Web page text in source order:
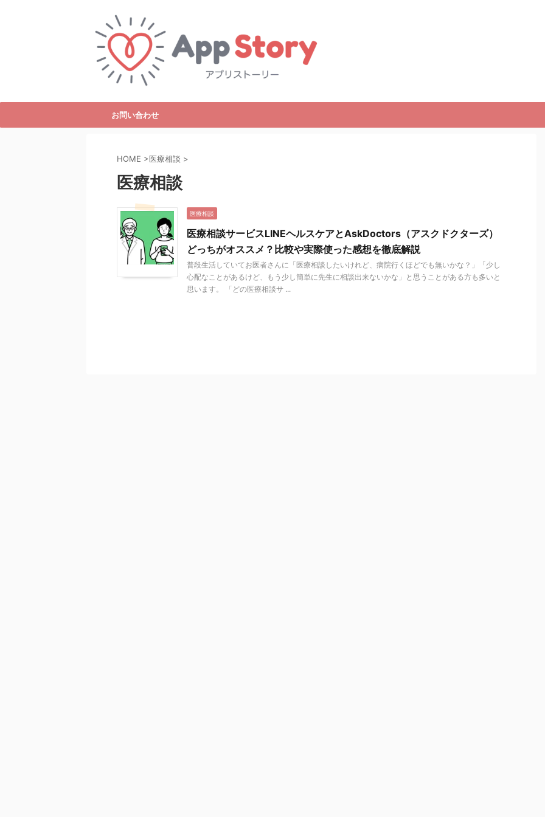
お問い合わせ
HOME >医療相談 >
医療相談
医療相談
医療相談サービスLINEヘルスケアとAskDoctors（アスクドクターズ）
どっちがオススメ？比較や実際使った感想を徹底解説
普段生活していてお医者さんに「医療相談したいけれど、病院行くほどでも無いかな？」「少し
心配なことがあるけど、もう少し簡単に先生に相談出来ないかな」と思うことがある方も多いと
思います。 「どの医療相談サ ...